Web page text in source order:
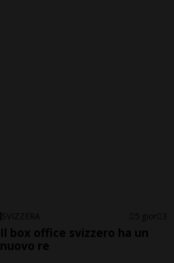
SVIZZERA 5 gior 3
Il box office svizzero ha un
nuovo re